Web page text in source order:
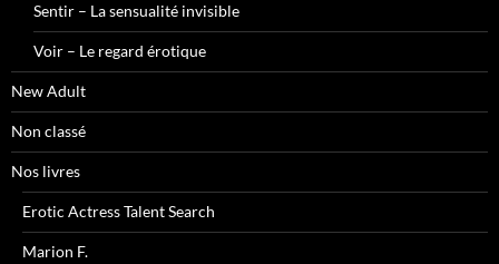
Sentir – La sensualité invisible
Voir – Le regard érotique
New Adult
Non classé
Nos livres
Erotic Actress Talent Search
Marion F.